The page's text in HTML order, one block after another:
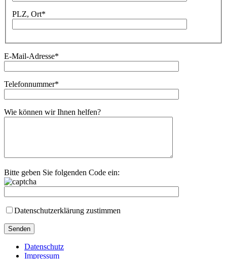
PLZ, Ort*
E-Mail-Adresse*
Telefonnummer*
Wie können wir Ihnen helfen?
Bitte geben Sie folgenden Code ein:
Datenschutzerklärung zustimmen
Datenschutz
Impressum